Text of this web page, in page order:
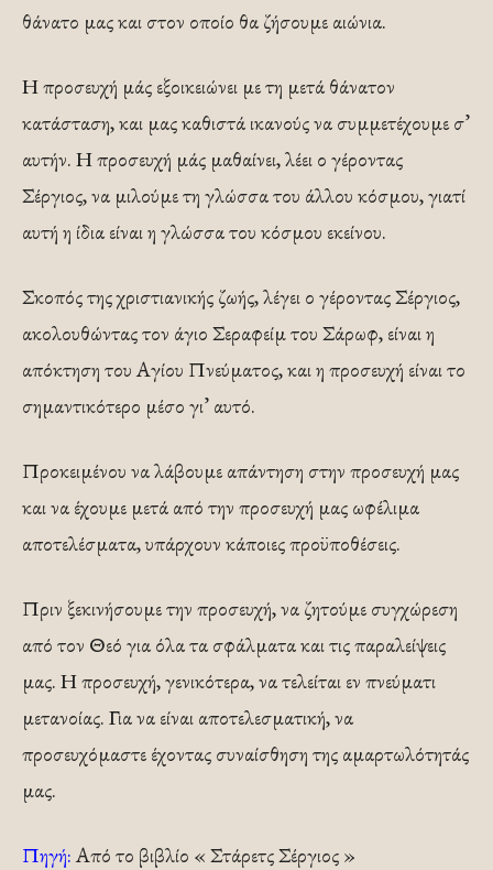
θάνατο μας και στον οποίο θα ζήσουμε αιώνια.
Η προσευχή μάς εξοικειώνει με τη μετά θάνατον
κατάσταση, και μας καθιστά ικανούς να συμμετέχουμε σ’
αυτήν. Η προσευχή μάς μαθαίνει, λέει ο γέροντας
Σέργιος, να μιλούμε τη γλώσσα του άλλου κόσμου, γιατί
αυτή η ίδια είναι η γλώσσα του κόσμου εκείνου.
Σκοπός της χριστιανικής ζωής, λέγει ο γέροντας Σέργιος,
ακολουθώντας τον άγιο Σεραφείμ του Σάρωφ, είναι η
απόκτηση του Αγίου Πνεύματος, και η προσευχή είναι το
σημαντικότερο μέσο γι’ αυτό.
Προκειμένου να λάβουμε απάντηση στην προσευχή μας
και να έχουμε μετά από την προσευχή μας ωφέλιμα
αποτελέσματα, υπάρχουν κάποιες προϋποθέσεις.
Πριν ξεκινήσουμε την προσευχή, να ζητούμε συγχώρεση
από τον Θεό για όλα τα σφάλματα και τις παραλείψεις
μας. Η προσευχή, γενικότερα, να τελείται εν πνεύματι
μετανοίας. Για να είναι αποτελεσματική, να
προσευχόμαστε έχοντας συναίσθηση της αμαρτωλότητάς
μας.
Πηγή:Από το βιβλίο « Στάρετς Σέργιος »